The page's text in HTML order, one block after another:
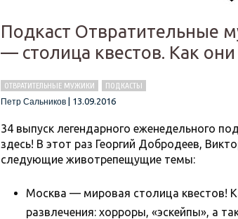
Подкаст Отвратительные
— столица квестов. Как
ОТВРАТИТЕЛЬНЫЕ МУЖИКИ
ПОДКАСТЫ
Петр Сальников
13.09.2016
34 выпуск легендарного еженедельного
здесь! В этот раз Георгий Добродеев,
следующие животрепещущие темы:
Москва — мировая столица квестов!
развлечения: хорроры, «эскейпы», а